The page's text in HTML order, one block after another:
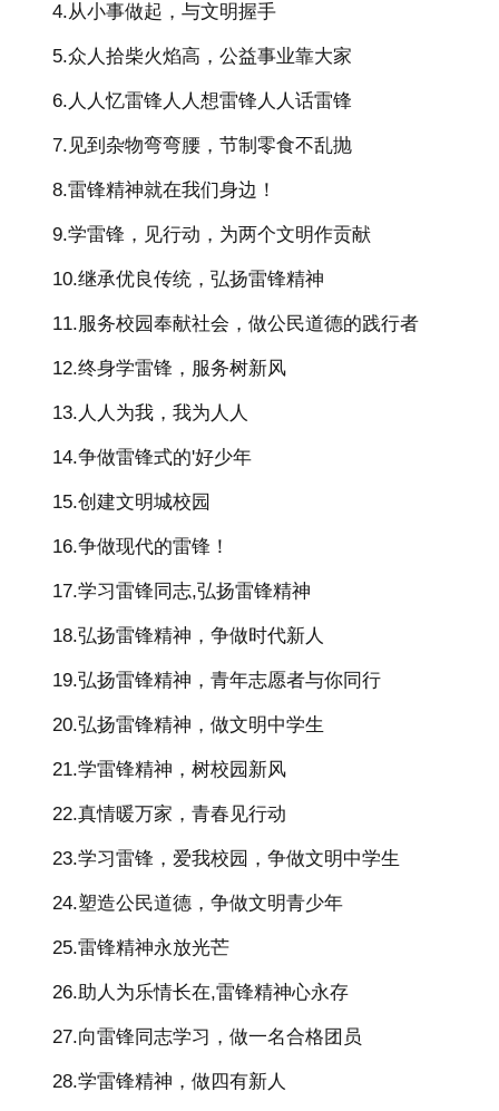
4.从小事做起，与文明握手
5.众人拾柴火焰高，公益事业靠大家
6.人人忆雷锋人人想雷锋人人话雷锋
7.见到杂物弯弯腰，节制零食不乱抛
8.雷锋精神就在我们身边！
9.学雷锋，见行动，为两个文明作贡献
10.继承优良传统，弘扬雷锋精神
11.服务校园奉献社会，做公民道德的践行者
12.终身学雷锋，服务树新风
13.人人为我，我为人人
14.争做雷锋式的'好少年
15.创建文明城校园
16.争做现代的雷锋！
17.学习雷锋同志,弘扬雷锋精神
18.弘扬雷锋精神，争做时代新人
19.弘扬雷锋精神，青年志愿者与你同行
20.弘扬雷锋精神，做文明中学生
21.学雷锋精神，树校园新风
22.真情暖万家，青春见行动
23.学习雷锋，爱我校园，争做文明中学生
24.塑造公民道德，争做文明青少年
25.雷锋精神永放光芒
26.助人为乐情长在,雷锋精神心永存
27.向雷锋同志学习，做一名合格团员
28.学雷锋精神，做四有新人